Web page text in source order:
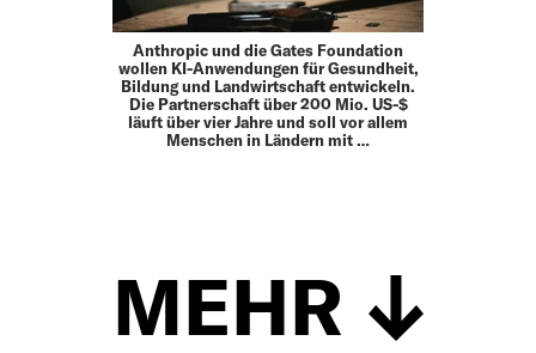
Anthropic und die Gates Foundation
wollen KI-Anwendungen für Gesundheit,
Bildung und Landwirtschaft entwickeln.
Die Partnerschaft über 200 Mio. US-$
läuft über vier Jahre und soll vor allem
Menschen in Ländern mit …
MEHR